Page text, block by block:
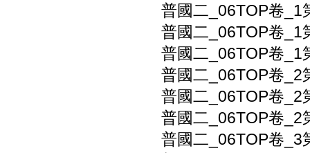
普國二_06TOP卷_1
普國二_06TOP卷_1
普國二_06TOP卷_1
普國二_06TOP卷_2
普國二_06TOP卷_2
普國二_06TOP卷_2
普國二_06TOP卷_3